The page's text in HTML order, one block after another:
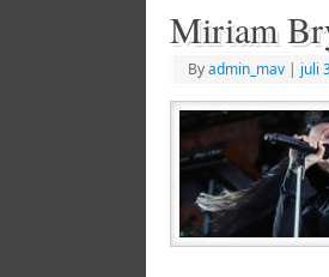
Miriam
Byadmin_mav | juli